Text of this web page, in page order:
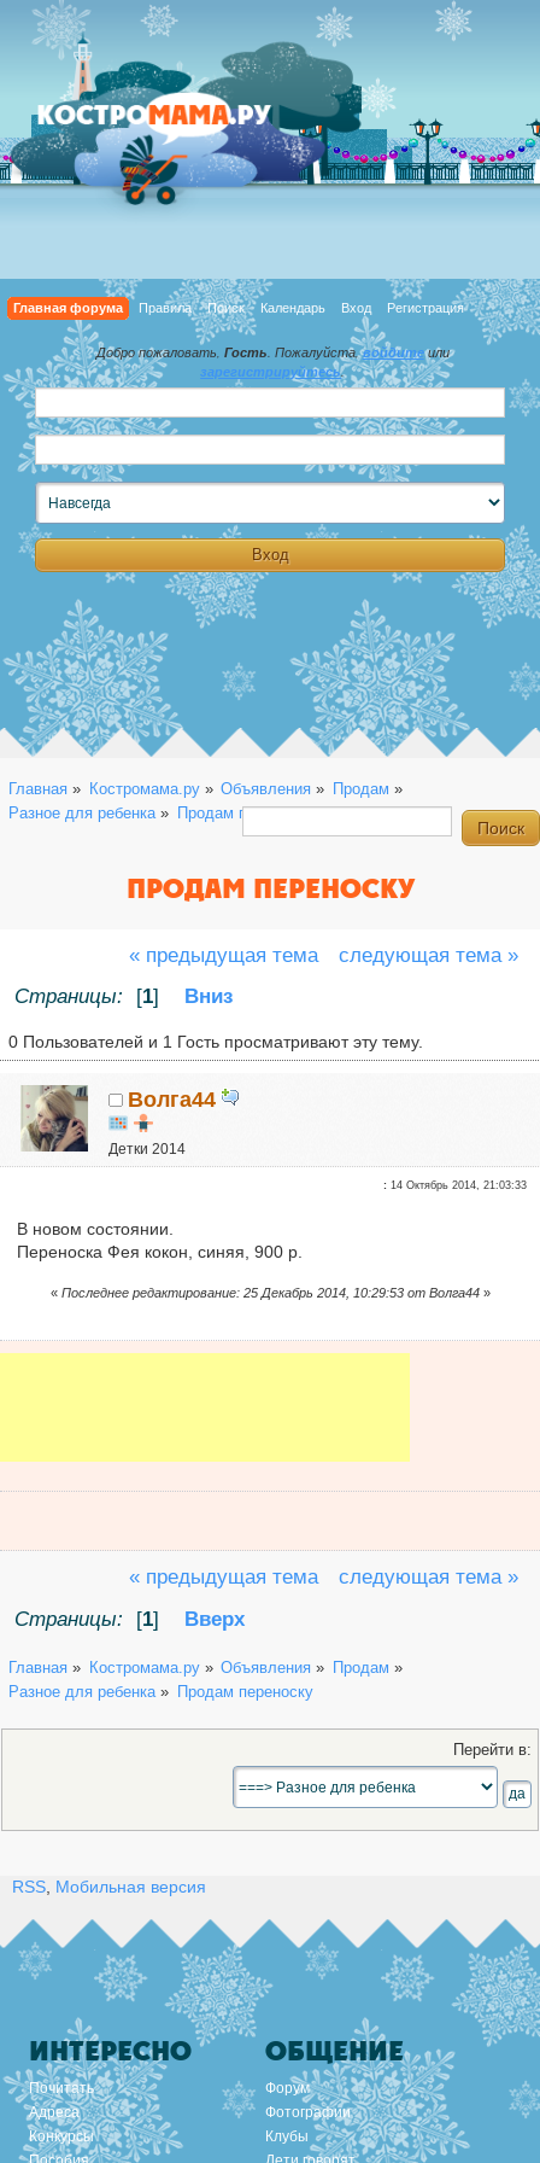
Главная форума Правила Поиск Календарь Вход Регистрация
Добро пожаловать, Гость . Пожалуйста,войдитеили
зарегистрируйтесь.
Главная » Костромама.ру» Объявления » Продам »
Разное для ребенка » Продам переноску
ПРОДАМ ПЕРЕНОСКУ
« предыдущая тема
следующая тема »
Страницы:
[1] Вниз
0 Пользователей и 1 Гость просматривают эту тему.
Волга44
Детки 2014
:14 Октябрь 2014, 21:03:33
В новом состоянии.
Переноска Фея кокон, синяя, 900 р.
« Последнее редактирование: 25 Декабрь 2014, 10:29:53 от Волга44»
« предыдущая тема
следующая тема »
Страницы:
[1] Вверх
Главная » Костромама.ру» Объявления » Продам »
Разное для ребенка» Продам переноску
Перейти в:
RSS, Мобильная версия
ИНТЕРЕСНО
Почитать
Адреса
Конкурсы
ОБЩЕНИЕ
Форум
Фотографии
Клубы